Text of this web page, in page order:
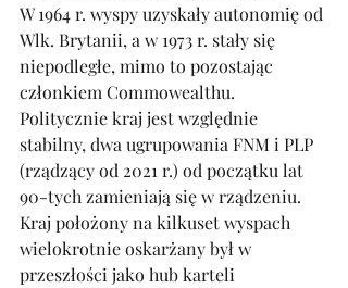
W 1964 r. wyspy uzyskały autonomię od
Wlk. Brytanii, a w 1973 r. stały się
niepodległe, mimo to pozostając
członkiem Commowealthu.
Politycznie kraj jest względnie
stabilny, dwa ugrupowania FNM i PLP
(rządzący od 2021 r.) od początku lat
90-tych zamieniają się w rządzeniu.
Kraj położony na kilkuset wyspach
wielokrotnie oskarżany był w
przeszłości jako hub karteli